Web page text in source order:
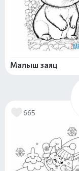
Малыш заяц
665